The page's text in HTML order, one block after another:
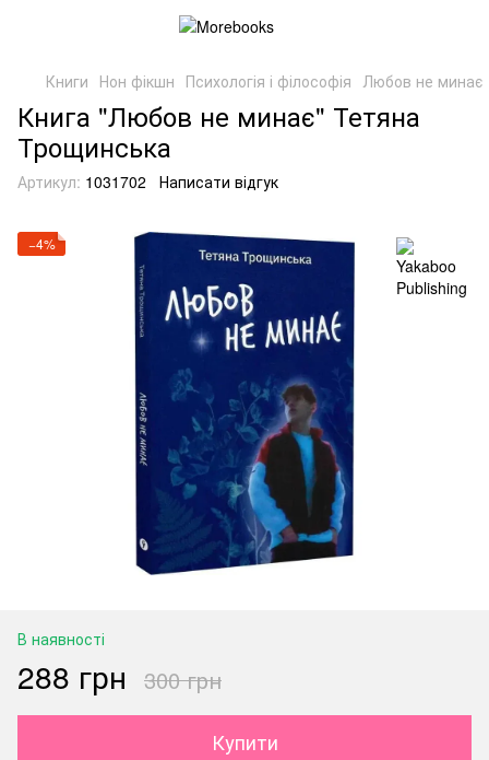
Книги Нон фікшн Психологія і філософія Любов не минає
Книга "Любов не минає" Тетяна
Трощинська
Артикул: 1031702 Написати відгук
−4%
В наявності
288 грн 300 грн
Купити